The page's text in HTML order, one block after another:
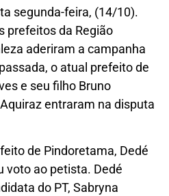
segunda-feira, (14/10).
prefeitos da Região
aderiram a campanha
o atual prefeito de
e seu filho Bruno
entraram na disputa
de Pindoretama, Dedé
voto ao petista. Dedé
do PT, Sabryna